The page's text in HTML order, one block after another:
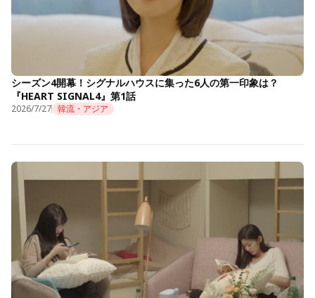
シーズン4開幕！シグナルハウスに集った6人の第一印象は？
『HEART SIGNAL4』第1話
2026/7/27 韓流・アジア